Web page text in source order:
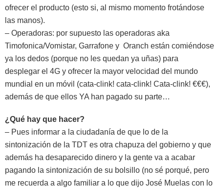
ofrecer el producto (esto si, al mismo momento frotándose
las manos).
– Operadoras: por supuesto las operadoras aka
Timofonica/Vomistar, Garrafone y Oranch están comiéndose
ya los dedos (porque no les quedan ya uñas) para
desplegar el 4G y ofrecer la mayor velocidad del mundo
mundial en un móvil (cata-clink! cata-clink! Cata-clink! €€€),
además de que ellos YA han pagado su parte…
¿Qué hay que hacer?
– Pues informar a la ciudadanía de que lo de la
sintonización de la TDT es otra chapuza del gobierno y que
además ha desaparecido dinero y la gente va a acabar
pagando la sintonización de su bolsillo (no sé porqué, pero
me recuerda a algo familiar a lo que dijo José Muelas con lo